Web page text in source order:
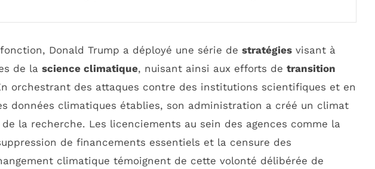
Donald Trump a déployé une série de stratégies visant à
de la science climatique, nuisant ainsi aux efforts de transition
orchestrant des attaques contre des institutions scientifiques et en
données climatiques établies, son administration a créé un climat
de la recherche. Les licenciements au sein des agences comme la
de financements essentiels et la censure des
climatique témoignent de cette volonté délibérée de